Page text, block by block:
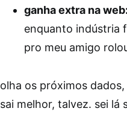
ganha extra na web:
enquanto indústria
pro meu amigo
olha os próximos
sai melhor, talvez. sei lá